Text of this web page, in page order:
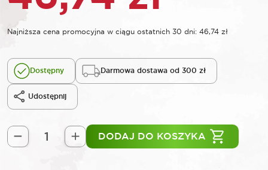
Najniższa cena promocyjna w ciągu ostatnich 30 dni: 46,74 zł
Dostępny Darmowa dostawa od 300 zł
Udostępnij
ilość
DODAJ DO KOSZYKA